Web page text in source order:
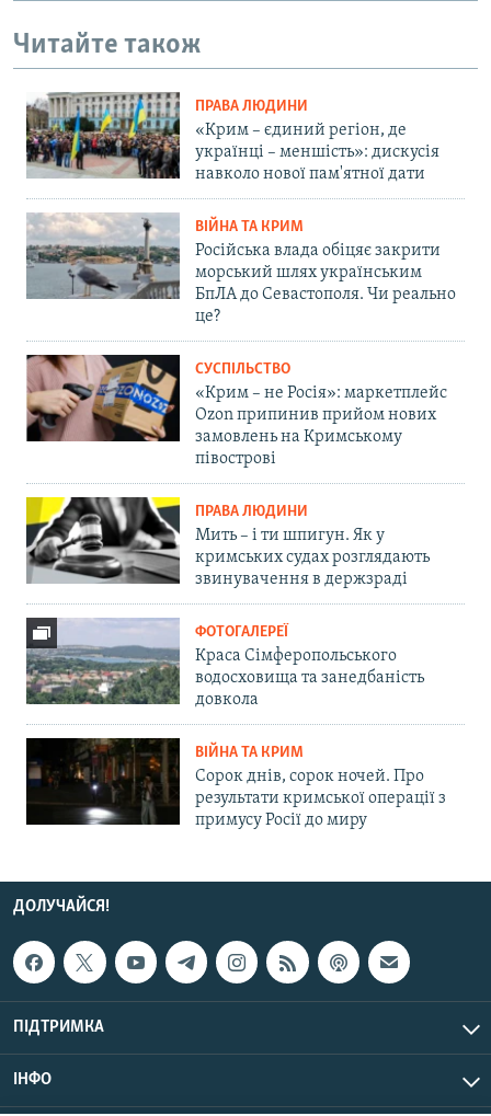
Читайте також
ПРАВА ЛЮДИНИ
«Крим – єдиний регіон, де
українці – меншість»: дискусія
навколо нової пам'ятної дати
ВІЙНА ТА КРИМ
Російська влада обіцяє закрити
морський шлях українським
БпЛА до Севастополя. Чи реально
це?
СУСПІЛЬСТВО
«Крим – не Росія»: маркетплейс
Ozon припинив прийом нових
замовлень на Кримському
півострові
ПРАВА ЛЮДИНИ
Мить – і ти шпигун. Як у
кримських судах розглядають
звинувачення в держзраді
ФОТОГАЛЕРЕЇ
Краса Сімферопольського
водосховища та занедбаність
довкола
ВІЙНА ТА КРИМ
Сорок днів, сорок ночей. Про
результати кримської операції з
примусу Росії до миру
ДОЛУЧАЙСЯ!
ПІДТРИМКА
ІНФО